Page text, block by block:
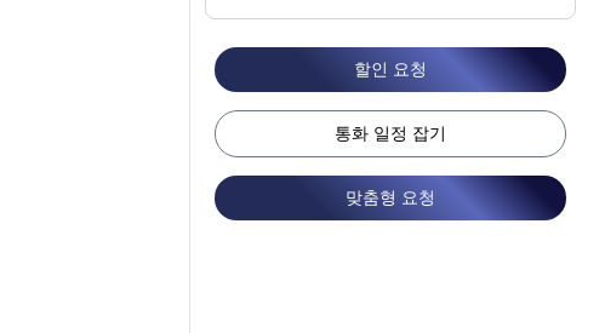
할인 요청
통화 일정 잡기
맞춤형 요청